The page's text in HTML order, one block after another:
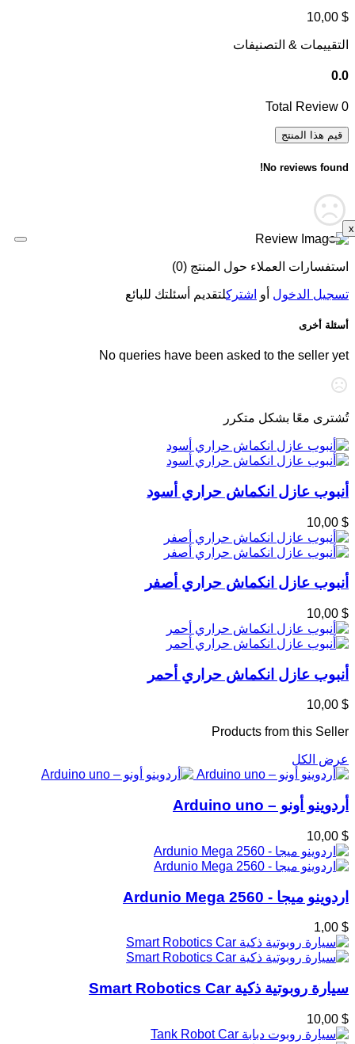
$ 10,00
التقييمات & التصنيفات
0.0
Total Review 0
قيم هذا المنتج
No reviews found!
x
استفسارات العملاء حول المنتج (0)
تسجيل الدخول أو اشتركلتقديم أسئلتك للبائع
أسئلة أخرى
No queries have been asked to the seller yet
تُشترى معًا بشكل متكرر
أنبوب عازل انكماش حراري أسود
$ 10,00
أنبوب عازل انكماش حراري أصفر
$ 10,00
أنبوب عازل انكماش حراري أحمر
$ 10,00
Products from this Seller
عرض الكل
أردوينو أونو – Arduino uno
$ 10,00
اردوينو ميجا - Ardunio Mega 2560
$ 1,00
سيارة روبوتية ذكية Smart Robotics Car
$ 10,00